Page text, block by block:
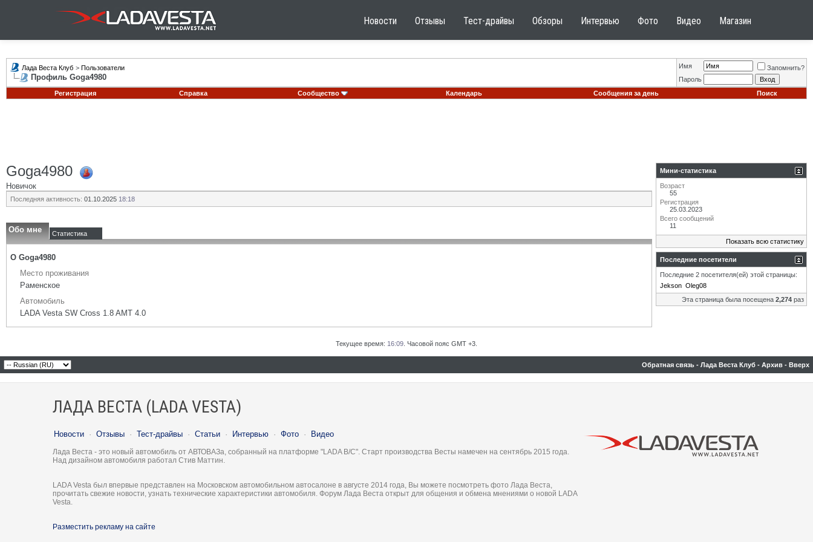
Новости Отзывы Тест-драйвы Обзоры Интервью Фото Видео Магазин
Лада Веста Клуб > Пользователи
Профиль Goga4980
Имя
Запомнить?
Пароль
Регистрация
Справка Сообщество Календарь Сообщения за день Поиск
Goga4980
Новичок
Последняя активность: 01.10.2025 18:18
Обо мне Статистика
О Goga4980
Место проживания
Раменское
Автомобиль
LADA Vesta SW Cross 1.8 AMT 4.0
Мини-статистика
Возраст
55
Регистрация
25.03.2023
Всего сообщений
11
Показать всю статистику
Последние посетители
Последние 2 посетителя(ей) этой страницы:
Jekson Oleg08
Эта страница была посещена 2,274 раз
Текущее время: 16:09 . Часовой пояс GMT +3.
Обратная связь - Лада Веста Клуб - Архив - Вверх
ЛАДА ВЕСТА (LADA VESTA)
Новости · Отзывы · Тест-драйвы · Статьи · Интервью · Фото · Видео
Лада Веста - это новый автомобиль от АВТОВАЗа, собранный на платформе "LADA B/C". Старт производства Весты намечен на сентябрь 2015 года.
Над дизайном автомобиля работал Стив Маттин.
LADA Vesta был впервые представлен на Московском автомобильном автосалоне в августе 2014 года, Вы можете посмотреть фото Лада Веста,
прочитать свежие новости, узнать технические характеристики автомобиля. Форум Лада Веста открыт для общения и обмена мнениями о новой LADA
Vesta.
Разместить рекламу на сайте